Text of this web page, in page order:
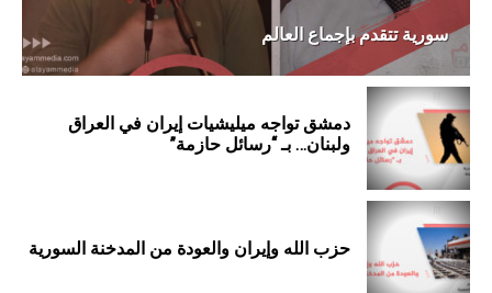
سورية تتقدم بإجماع العالم
دمشق تواجه ميليشيات إيران في العراق
ولبنان… بـ “رسائل حازمة”
حزب الله وإيران والعودة من المدخنة السورية